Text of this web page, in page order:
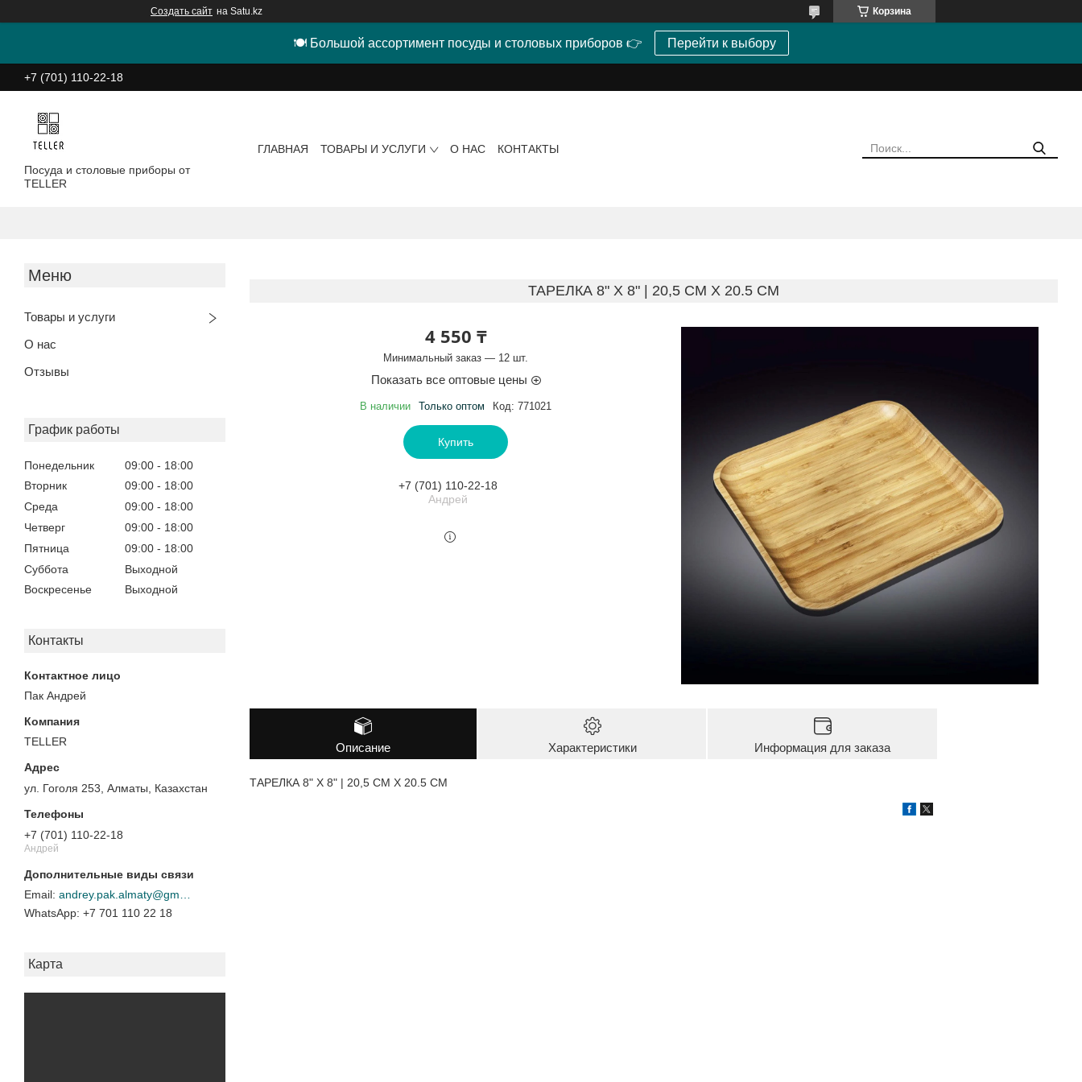
Создать сайт на Satu.kz Корзина
🍽 Большой ассортимент посуды и столовых приборов 👉 Перейти к выбору
+7 (701) 110-22-18
Посуда и столовые приборы от
TELLER
ГЛАВНАЯ ТОВАРЫ И УСЛУГИ О НАС КОНТАКТЫ
Товары и услуги
О нас
Отзывы
График работы
Понедельник 09:00
18:00
Вторник
09:00
18:00
Среда
09:00
18:00
Четверг
09:00
18:00
Пятница
09:00
18:00
Суббота
Выходной
Воскресенье
Выходной
Контакты
Пак Андрей
TELLER
ул. Гоголя 253, Алматы, Казахстан
+7 (701) 110-22-18
Андрей
+7 701 110 22 18
Карта
ТАРЕЛКА 8" X 8" | 20,5 CM X 20.5 CM
4 550 ₸
Минимальный заказ — 12 шт.
Показать все оптовые цены
В наличии Только оптом Код: 771021
Купить
+7 (701) 110-22-18
Андрей
Описание Характеристики Информация для заказа
ТАРЕЛКА 8" X 8" | 20,5 CM X 20.5 CM